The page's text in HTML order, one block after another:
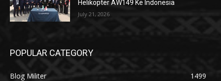
Helikopter AW149 Ke Indonesia
July 21, 2026
POPULAR CATEGORY
Blog Militer
1499